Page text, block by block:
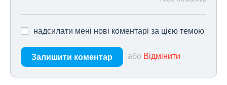
надсилати мені нові коментарі за цією темою
Залишити коментар або Відмінити